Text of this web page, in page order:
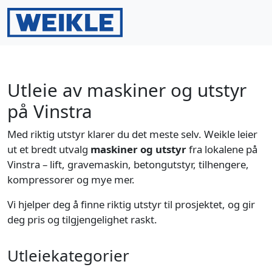
Gå til innhold
Gå til bunntekst
Utleie av maskiner og utstyr
på Vinstra
Med riktig utstyr klarer du det meste selv. Weikle leier
ut et bredt utvalg maskiner og utstyrfra lokalene på
Vinstra – lift, gravemaskin, betongutstyr, tilhengere,
kompressorer og mye mer.
Vi hjelper deg å finne riktig utstyr til prosjektet, og gir
deg pris og tilgjengelighet raskt.
Utleiekategorier